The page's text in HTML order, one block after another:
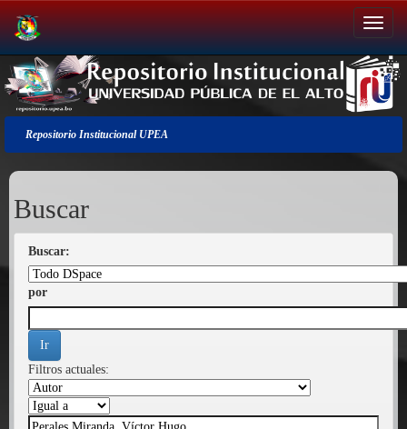
Salir
de
la
navegación
Repositorio Institucional UPEA
Buscar
Buscar:
por
Filtros actuales: